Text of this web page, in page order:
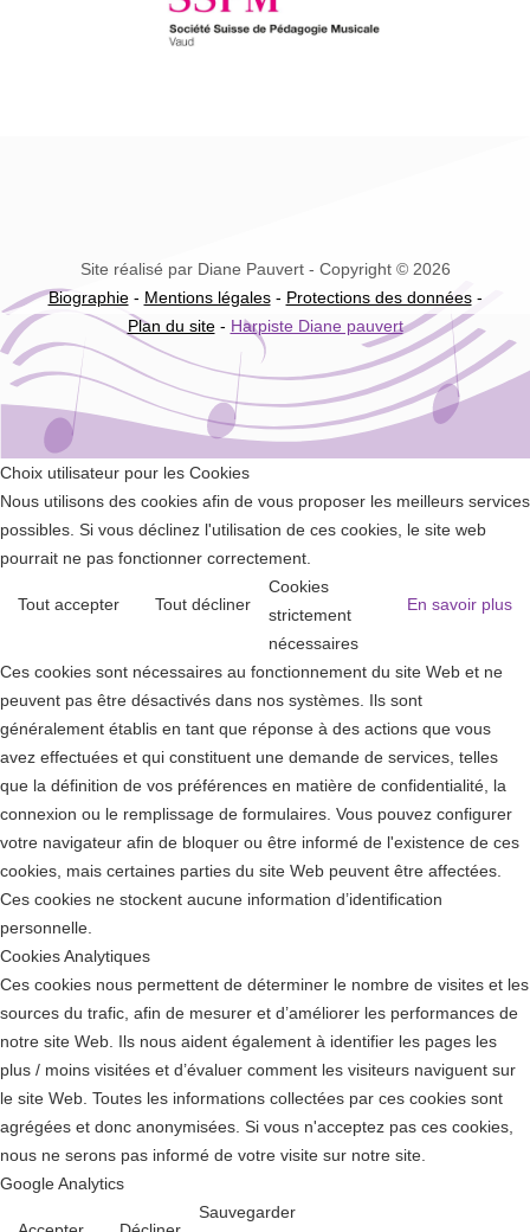
Site réalisé par Diane Pauvert - Copyright © 2026
Biographie- Mentions légales- Protections des données-
Plan du site- Harpiste Diane pauvert
Choix utilisateur pour les Cookies
Nous utilisons des cookies afin de vous proposer les meilleurs services
possibles. Si vous déclinez l'utilisation de ces cookies, le site web
pourrait ne pas fonctionner correctement.
Tout accepter Tout décliner En savoir plus
Cookies
strictement
nécessaires
Ces cookies sont nécessaires au fonctionnement du site Web et ne
peuvent pas être désactivés dans nos systèmes. Ils sont
généralement établis en tant que réponse à des actions que vous
avez effectuées et qui constituent une demande de services, telles
que la définition de vos préférences en matière de confidentialité, la
connexion ou le remplissage de formulaires. Vous pouvez configurer
votre navigateur afin de bloquer ou être informé de l'existence de ces
cookies, mais certaines parties du site Web peuvent être affectées.
Ces cookies ne stockent aucune information d’identification
personnelle.
Cookies Analytiques
Ces cookies nous permettent de déterminer le nombre de visites et les
sources du trafic, afin de mesurer et d’améliorer les performances de
notre site Web. Ils nous aident également à identifier les pages les
plus / moins visitées et d’évaluer comment les visiteurs naviguent sur
le site Web. Toutes les informations collectées par ces cookies sont
agrégées et donc anonymisées. Si vous n'acceptez pas ces cookies,
nous ne serons pas informé de votre visite sur notre site.
Google Analytics
Sauvegarder